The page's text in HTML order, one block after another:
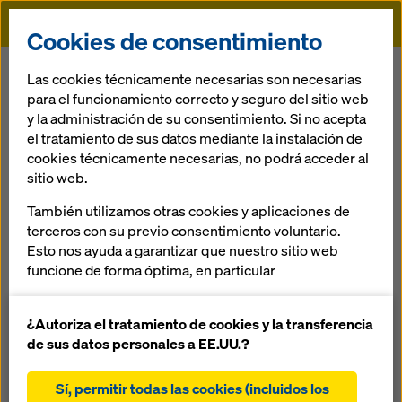
Doka
Puerta Jardin
México
niveles, es un complejo de departametos,
Cookies de consentimiento
Las cookies técnicamente necesarias son necesarias
para el funcionamiento correcto y seguro del sitio web
y la administración de su consentimiento. Si no acepta
el tratamiento de sus datos mediante la instalación de
cookies técnicamente necesarias, no podrá acceder al
sitio web.
También utilizamos otras cookies y aplicaciones de
terceros con su previo consentimiento voluntario.
Esto nos ayuda a garantizar que nuestro sitio web
funcione de forma óptima, en particular
nuestro sitio web (cookies funcionales y
estadísticas)
utilizar la tienda online de Doka (cookies
¿Autoriza el tratamiento de cookies y la transferencia
de sus datos personales a EE.UU.?
Sí, permitir todas las cookies (incluidos los